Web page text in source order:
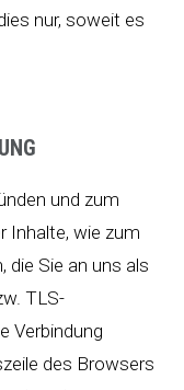
nur, soweit es
und zum
Inhalte, wie zum
die Sie an uns als
TLS-
Verbindung
des Browsers